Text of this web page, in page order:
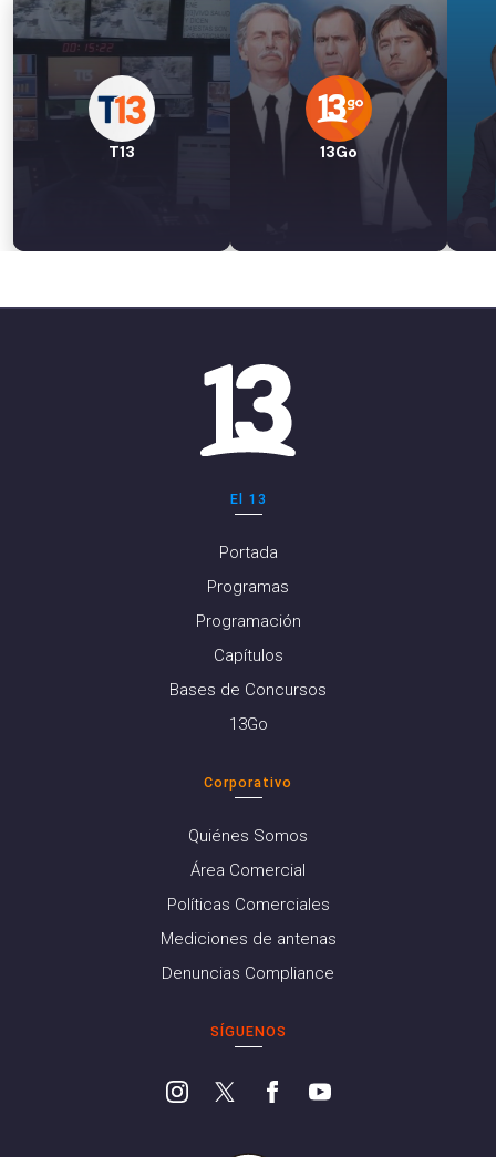
T13 13Go
El 13
Portada
Programas
Programación
Capítulos
Bases de Concursos
13Go
Corporativo
Quiénes Somos
Área Comercial
Políticas Comerciales
Mediciones de antenas
Denuncias Compliance
SÍGUENOS